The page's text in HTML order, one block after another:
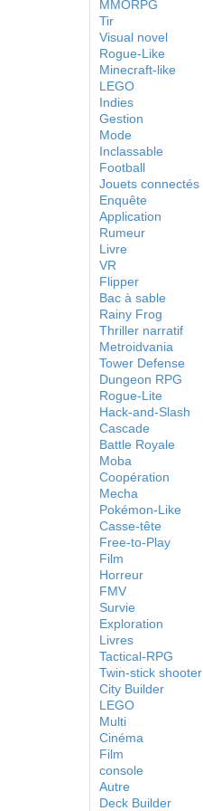
MMORPG
Tir
Visual novel
Rogue-Like
Minecraft-like
LEGO
Indies
Gestion
Mode
Inclassable
Football
Jouets connectés
Enquête
Application
Rumeur
Livre
VR
Flipper
Bac à sable
Rainy Frog
Thriller narratif
Metroidvania
Tower Defense
Dungeon RPG
Rogue-Lite
Hack-and-Slash
Cascade
Battle Royale
Moba
Coopération
Mecha
Pokémon-Like
Casse-tête
Free-to-Play
Film
Horreur
FMV
Survie
Exploration
Livres
Tactical-RPG
Twin-stick shooter
City Builder
LEGO
Multi
Cinéma
Film
console
Autre
Deck Builder